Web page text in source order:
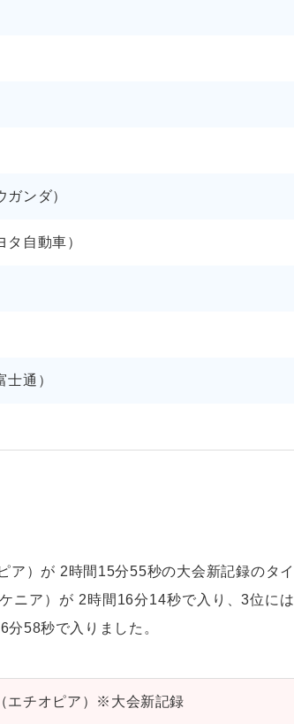
ンダ）
自動車）
通）
ア）が 2時間15分55秒の大会新記録のタイ
ニア）が 2時間16分14秒で入り、3位には
58秒で入りました。
エチオピア）※大会新記録